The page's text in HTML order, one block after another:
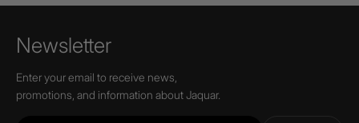
Newsletter
Enter your email to receive news,
promotions, and information about Jaquar.